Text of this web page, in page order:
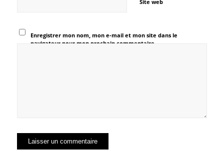
Site web
Enregistrer mon nom, mon e-mail et mon site dans le
navigateur pour mon prochain commentaire.